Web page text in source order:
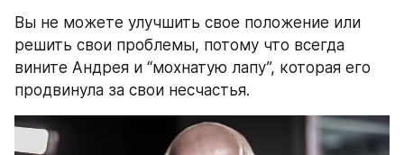
Вы не можете улучшить свое положение или
решить свои проблемы, потому что всегда
вините Андрея и “мохнатую лапу”, которая его
продвинула за свои несчастья.